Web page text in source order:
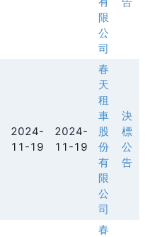
限
公
司
2024-
11-19
2024-
11-19
春
天
租
車
股
份
有
限
公
司
決
標
公
告
春